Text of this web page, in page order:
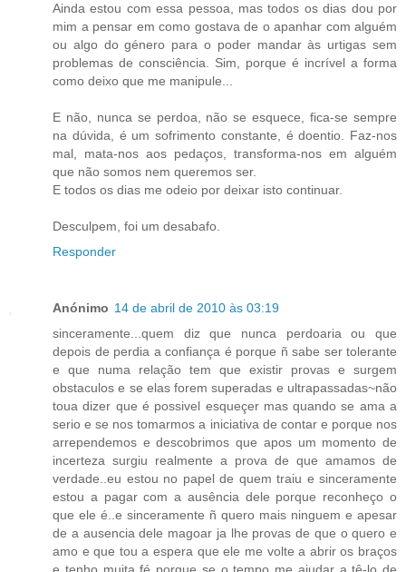
Ainda estou com essa pessoa, mas todos os dias dou por
mim a pensar em como gostava de o apanhar com alguém
ou algo do género para o poder mandar às urtigas sem
problemas de consciência. Sim, porque é incrível a forma
como deixo que me manipule...
E não, nunca se perdoa, não se esquece, fica-se sempre
na dúvida, é um sofrimento constante, é doentio. Faz-nos
mal, mata-nos aos pedaços, transforma-nos em alguém
que não somos nem queremos ser.
E todos os dias me odeio por deixar isto continuar.
Desculpem, foi um desabafo.
Responder
Anónimo 14 de abril de 2010 às 03:19
sinceramente...quem diz que nunca perdoaria ou que
depois de perdia a confiança é porque ñ sabe ser tolerante
e que numa relação tem que existir provas e surgem
obstaculos e se elas forem superadas e ultrapassadas~não
toua dizer que é possivel esqueçer mas quando se ama a
serio e se nos tomarmos a iniciativa de contar e porque nos
arrependemos e descobrimos que apos um momento de
incerteza surgiu realmente a prova de que amamos de
verdade..eu estou no papel de quem traiu e sinceramente
estou a pagar com a ausência dele porque reconheço o
que ele é..e sinceramente ñ quero mais ninguem e apesar
de a ausencia dele magoar ja lhe provas de que o quero e
amo e que tou a espera que ele me volte a abrir os braços